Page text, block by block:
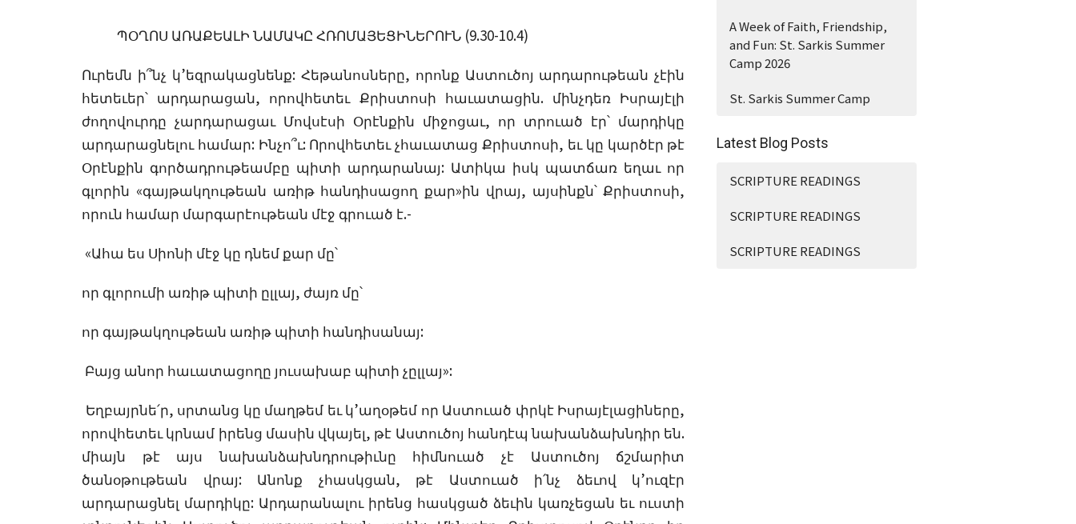
ՊՕՂՈՍ ԱՌԱՔԵԱԼԻ ՆԱՄԱԿԸ ՀՌՈՄԱՅԵՑԻՆԵՐՈՒՆ (9.30-10.4)
Ուրեմն ի՞նչ կ’եզրակացնենք: Հեթանոսները, որոնք Աստուծոյ արդարութեան չէին
հետեւեր՝ արդարացան, որովհետեւ Քրիստոսի հաւատացին. մինչդեռ Իսրայէլի
ժողովուրդը չարդարացաւ Մովսէսի Օրէնքին միջոցաւ, որ տրուած էր՝ մարդիկը
արդարացնելու համար: Ինչո՞ւ: Որովհետեւ չհաւատաց Քրիստոսի, եւ կը կարծէր թէ
Օրէնքին գործադրութեամբը պիտի արդարանայ: Ատիկա իսկ պատճառ եղաւ որ
գլորին «գայթակղութեան առիթ հանդիսացող քար»ին վրայ, այսինքն՝ Քրիստոսի,
որուն համար մարգարէութեան մէջ գրուած է.-
«Ահա ես Սիոնի մէջ կը դնեմ քար մը՝
որ գլորումի առիթ պիտի ըլլայ, ժայռ մը՝
որ գայթակղութեան առիթ պիտի հանդիսանայ:
Բայց անոր հաւատացողը յուսախաբ պիտի չըլլայ»:
Եղբայրնե՛ր, սրտանց կը մաղթեմ եւ կ’աղօթեմ որ Աստուած փրկէ Իսրայէլացիները,
որովհետեւ կրնամ իրենց մասին վկայել, թէ Աստուծոյ հանդէպ նախանձախնդիր են.
միայն թէ այս նախանձախնդրութիւնը հիմնուած չէ Աստուծոյ ճշմարիտ
ծանօթութեան վրայ: Անոնք չհասկցան, թէ Աստուած ի՛նչ ձեւով կ’ուզէր
արդարացնել մարդիկը: Արդարանալու իրենց հասկցած ձեւին կառչեցան եւ ուստի
A Week of Faith, Friendship,
and Fun: St. Sarkis Summer
Camp 2026
St. Sarkis Summer Camp
Latest Blog Posts
SCRIPTURE READINGS
SCRIPTURE READINGS
SCRIPTURE READINGS